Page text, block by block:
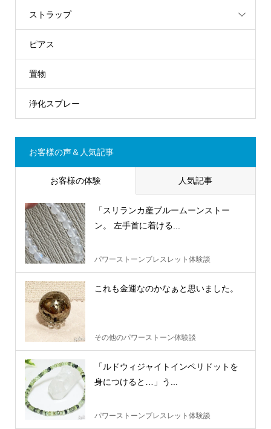
ストラップ
ピアス
置物
浄化スプレー
お客様の声＆人気記事
お客様の体験 人気記事
「スリランカ産ブルームーンストー
ン。 左手首に着ける...
パワーストーンブレスレット体験談
これも金運なのかなぁと思いました。
その他のパワーストーン体験談
「ルドウィジャイトインペリドットを
身につけると…」う...
パワーストーンブレスレット体験談